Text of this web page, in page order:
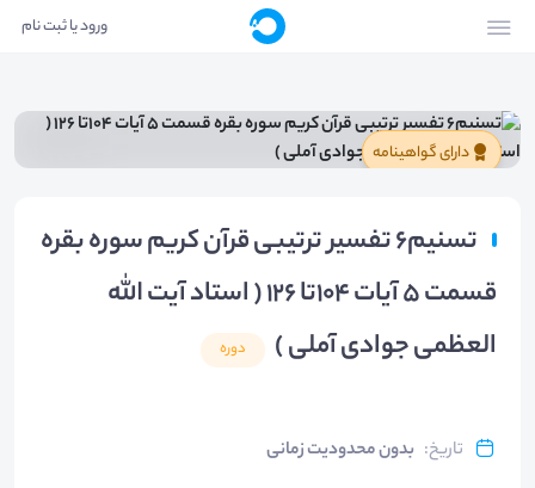
ورود یا ثبت نام
تسنیم6 تفسیر ترتیبی قرآن کریم سوره بقره
قسمت 5 آیات 104تا 126 ( استاد آیت الله
العظمی جوادی آملی )
دوره
تاریخ: بدون محدودیت زمانی
دارای گواهینامه